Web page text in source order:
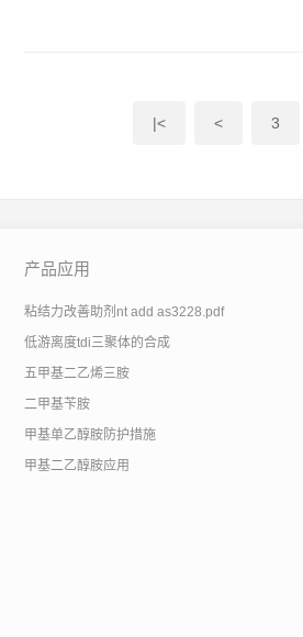
|< < 3
产品应用
粘结力改善助剂nt add as3228.pdf
低游离度tdi三聚体的合成
五甲基二乙烯三胺
二甲基苄胺
甲基单乙醇胺防护措施
甲基二乙醇胺应用